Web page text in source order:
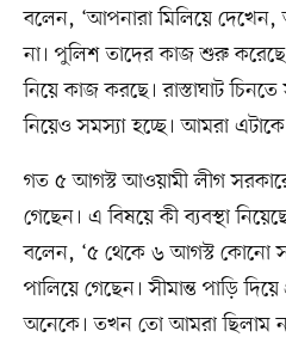
বলেন, ‘আপনারা মিলিয়ে দেখেন,
না। পুলিশ তাদের কাজ শুরু
নিয়ে কাজ করছে। রাস্তাঘাট
নিয়েও সমস্যা হচ্ছে। আমরা
গত ৫ আগস্ট আওয়ামী লীগ
গেছেন। এ বিষয়ে কী ব্যবস্থা
বলেন, ‘৫ থেকে ৬ আগস্ট কোনো
পালিয়ে গেছেন। সীমান্ত পাড়ি
অনেকে। তখন তো আমরা ছিলাম